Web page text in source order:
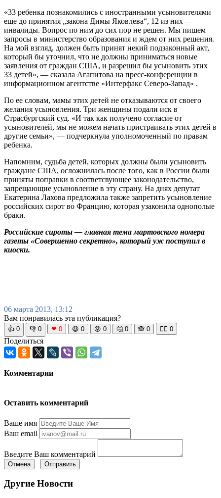
«33 ребенка познакомились с иностранными усыновителями
еще до принятия „закона Димы Яковлева“, 12 из них —
инвалиды. Вопрос по ним до сих пор не решен. Мы пишем
запросы в министерство образования и ждем от них решения.
На мой взгляд, должен быть принят некий подзаконный акт,
который бы уточнил, что не должны приниматься новые
заявления от граждан США, и разрешил бы усыновить этих
33 детей», — сказала Агапитова на пресс-конференции в
информационном агентстве «Интерфакс Северо-Запад» .
По ее словам, мамы этих детей не отказываются от своего
желания усыновления. Три женщины подали иск в
Страсбургский суд. «И так как получено согласие от
усыновителей, мы не можем начать пристраивать этих детей в
другие семьи», — подчеркнула уполномоченный по правам
ребенка.
Напомним, судьба детей, которых должны были усыновить
граждане США, осложнилась после того, как в России были
приняты поправки в соответсвующее законодательство,
запрещающие усыновление в эту страну. На днях депутат
Екатерина Лахова предложила также запретить усыновление
российских сирот во Францию, которая узаконила однополые
браки.
Российские сироты — главная тема мартовского номера
газеты «Совершенно секретно», который уж поступил в
киоски.
06 марта 2013, 13:12
Вам понравилась эта публикация?
👍 0 👎 0 ❤ 0 😆 0 😡 0 🤔 0 🙈 0 🧘‍♀️ 0
Поделиться
Комментарии
Оставить комментарий
Ваше имя
Ваш email
Введите Ваш комментарий
Отмена Отправить
Другие Новости